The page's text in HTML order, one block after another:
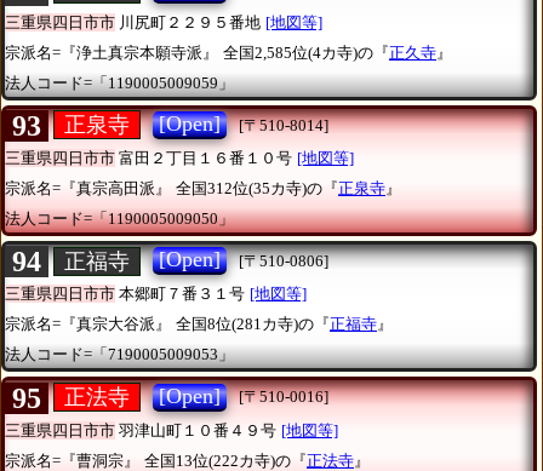
三重県四日市市 川尻町２２９５番地 [地図等]
宗派名=『浄土真宗本願寺派』
全国2,585位(4カ寺)の『正久寺 』
法人コード=「1190005009059」
93 正泉寺 [Open]
[〒510-8014]
三重県四日市市 富田２丁目１６番１０号 [地図等]
宗派名=『真宗高田派』
全国312位(35カ寺)の『正泉寺 』
法人コード=「1190005009050」
94 正福寺 [Open]
[〒510-0806]
三重県四日市市 本郷町７番３１号 [地図等]
宗派名=『真宗大谷派』
全国8位(281カ寺)の『正福寺』
法人コード=「7190005009053」
95 正法寺 [Open]
[〒510-0016]
三重県四日市市 羽津山町１０番４９号 [地図等]
宗派名=『曹洞宗』
全国13位(222カ寺)の『正法寺 』